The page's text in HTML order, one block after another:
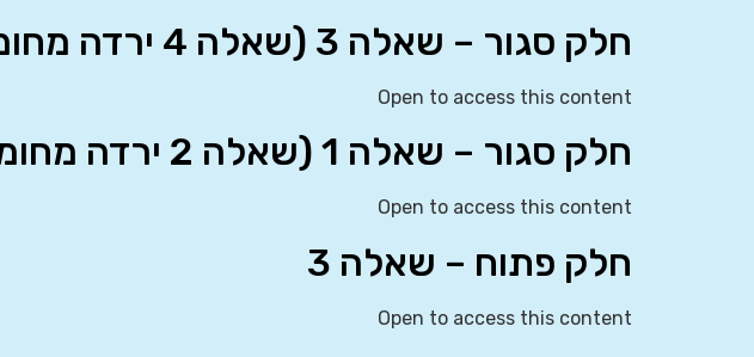
חלק סגור – שאלה 3 (שאלה 4 ירדה מחומר הקורס)
Open to access this content
חלק סגור – שאלה 1 (שאלה 2 ירדה מחומר הקורס)
Open to access this content
חלק פתוח – שאלה 3
Open to access this content